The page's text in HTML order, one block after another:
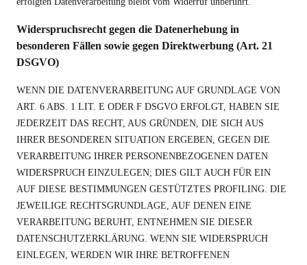
Widerspruchsrecht gegen die Datenerhebung in
besonderen Fällen sowie gegen Direktwerbung (Art. 21
DSGVO)
WENN DIE DATENVERARBEITUNG AUF GRUNDLAGE VON
ART. 6 ABS. 1 LIT. E ODER F DSGVO ERFOLGT, HABEN SIE
JEDERZEIT DAS RECHT, AUS GRÜNDEN, DIE SICH AUS
IHRER BESONDEREN SITUATION ERGEBEN, GEGEN DIE
VERARBEITUNG IHRER PERSONENBEZOGENEN DATEN
WIDERSPRUCH EINZULEGEN; DIES GILT AUCH FÜR EIN
AUF DIESE BESTIMMUNGEN GESTÜTZTES PROFILING. DIE
JEWEILIGE RECHTSGRUNDLAGE, AUF DENEN EINE
VERARBEITUNG BERUHT, ENTNEHMEN SIE DIESER
DATENSCHUTZERKLÄRUNG. WENN SIE WIDERSPRUCH
EINLEGEN, WERDEN WIR IHRE BETROFFENEN